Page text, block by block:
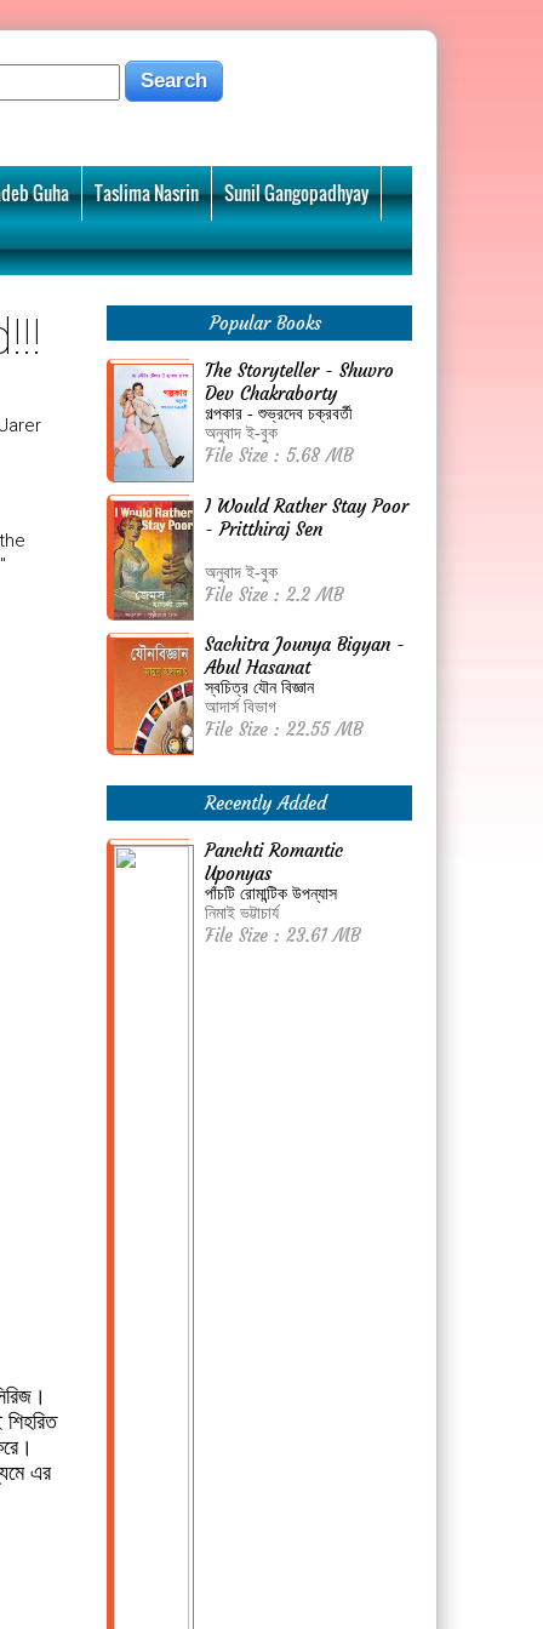
Guha Taslima Nasrin Sunil Gangopadhyay
এর
Popular Books
The Storyteller - Shuvro
Dev Chakraborty
গল্পকার - শুভ্রদেব চক্রবর্তী
অনুবাদ ই-বুক
File Size : 5.68 MB
I Would Rather Stay Poor
- Pritthiraj Sen
অনুবাদ ই-বুক
File Size : 2.2 MB
Sachitra Jounya Bigyan -
Abul Hasanat
স্বচিত্র যৌন বিজ্ঞান
আদার্স বিভাগ
File Size : 22.55 MB
Recently Added
Panchti Romantic
Uponyas
পাঁচটি রোমান্টিক উপন্যাস
নিমাই ভট্টাচার্য
File Size : 23.61 MB